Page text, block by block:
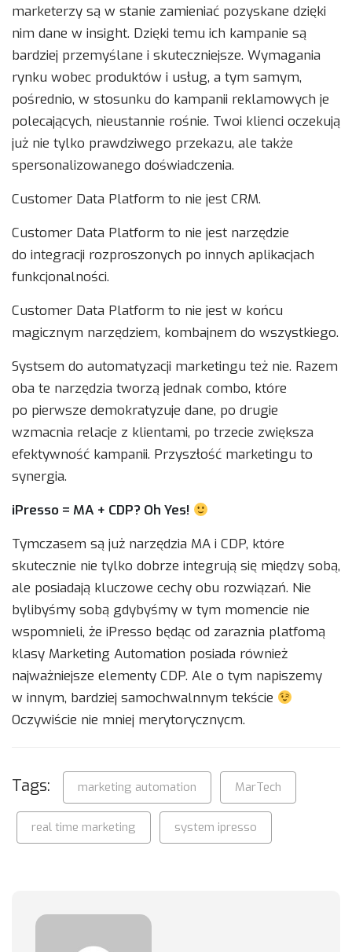
marketerzy są w stanie zamieniać pozyskane dzięki
nim dane w insight. Dzięki temu ich kampanie są
bardziej przemyślane i skuteczniejsze. Wymagania
rynku wobec produktów i usług, a tym samym,
pośrednio, w stosunku do kampanii reklamowych je
polecających, nieustannie rośnie. Twoi klienci oczekują
już nie tylko prawdziwego przekazu, ale także
spersonalizowanego doświadczenia.
Customer Data Platform to nie jest CRM.
Customer Data Platform to nie jest narzędzie
do integracji rozproszonych po innych aplikacjach
funkcjonalności.
Customer Data Platform to nie jest w końcu
magicznym narzędziem, kombajnem do wszystkiego.
Systsem do automatyzacji marketingu też nie. Razem
oba te narzędzia tworzą jednak combo, które
po pierwsze demokratyzuje dane, po drugie
wzmacnia relacje z klientami, po trzecie zwiększa
efektywność kampanii. Przyszłość marketingu to
synergia.
iPresso = MA + CDP? Oh Yes!
Tymczasem są już narzędzia MA i CDP, które
skutecznie nie tylko dobrze integrują się między sobą,
ale posiadają kluczowe cechy obu rozwiązań. Nie
bylibyśmy sobą gdybyśmy w tym momencie nie
wspomnieli, że iPresso będąc od zaraznia platfomą
klasy Marketing Automation posiada również
najważniejsze elementy CDP. Ale o tym napiszemy
w innym, bardziej samochwalnnym tekście
Oczywiście nie mniej merytorycznycm.
Tags: marketing automation MarTech
real time marketing system ipresso